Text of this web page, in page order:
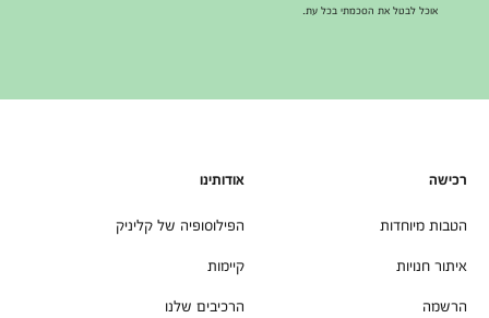
אוכל לבטל את הסכמתי בכל עת.
רכישה
הטבות מיוחדות
איתור חנויות
הרשמה
אודותינו
הפילוסופיה של קליניק
קיימות
הרכיבים שלנו